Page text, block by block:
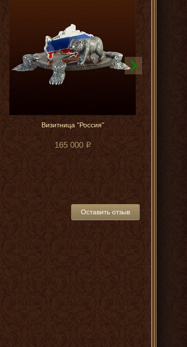
Визитница "Россия"
165 000
Чарки
Оставить отзыв